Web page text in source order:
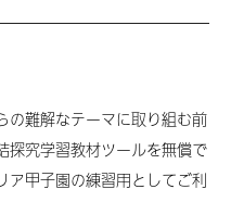
の難解なテーマに取り組む前
探究学習教材ツールを無償で
ア甲子園の練習用としてご利